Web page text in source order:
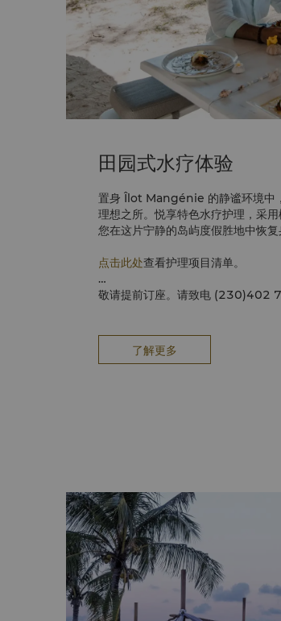
田园式水疗体验
置身 Îlot Mangénie 的静谧环境中
理想之所。悦享特色水疗护理，采
您在这片宁静的岛屿度假胜地中恢
点击此处查看护理项目清单。
敬请提前订座。请致电 (230)402
了解更多